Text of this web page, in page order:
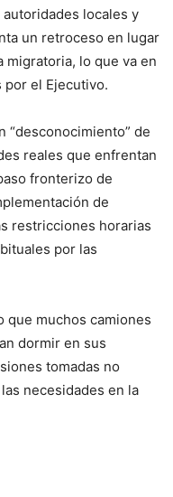
locales y
un retroceso en lugar
lo que va en
el Ejecutivo.
“desconocimiento” de
reales que enfrentan
fronterizo de
de
restricciones horarias
por las
que muchos camiones
dormir en sus
tomadas no
necesidades en la